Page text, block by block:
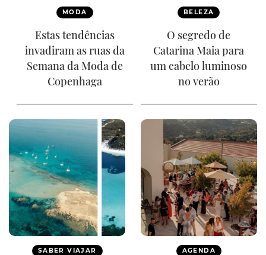
MODA
Estas tendências
invadiram as ruas da
Semana da Moda de
Copenhaga
BELEZA
O segredo de
Catarina Maia para
um cabelo luminoso
no verão
SABER VIAJAR AGENDA